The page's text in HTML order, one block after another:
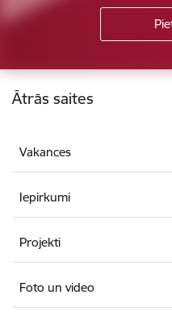
Kājene
Ātrās saites
Vakances
Iepirkumi
Projekti
Foto un video